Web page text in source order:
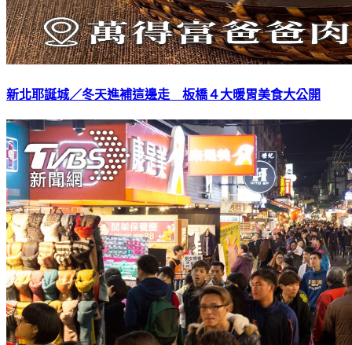
新北耶誕城／冬天進補這邊走 板橋４大暖胃美食大公開